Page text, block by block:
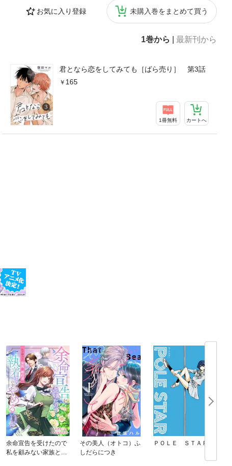
お気に入り登録 未購入巻をまとめて買う
1巻から 最新刊から
君となら恋をしてみても［ばら売り］ 第3話
165
1冊無料 カートへ
余命宣告を受けたので
私を顧みない家族と婚
その美人（オトコ）ふ
しだらにつき
ＰＯＬＥ ＳＴＡＲ